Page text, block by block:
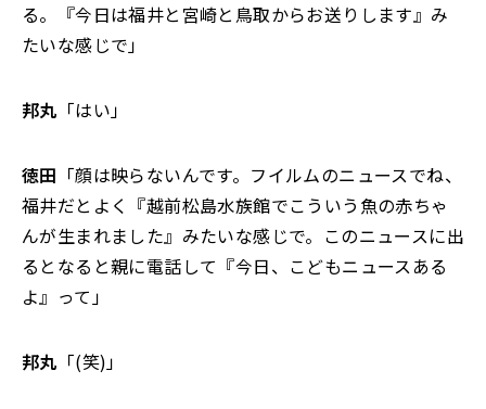
る。『今日は福井と宮崎と鳥取からお送りします』み
たいな感じで」
邦丸 「はい」
徳田 「顔は映らないんです。フイルムのニュースでね、
福井だとよく『越前松島水族館でこういう魚の赤ちゃ
んが生まれました』みたいな感じで。このニュースに出
るとなると親に電話して『今日、こどもニュースある
よ』って」
邦丸 「(笑)」